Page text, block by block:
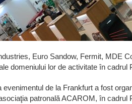
Euro Sandow, Fermit, MDE
domeniului lor de activitate în
de la Frankfurt a fost
patronală ACAROM, în